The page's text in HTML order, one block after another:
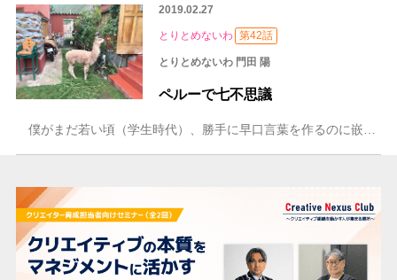
2019.02.27
とりとめないわ 第42話
とりとめないわ 門田 陽
ペルーで七不思議
僕がまだ若い頃（学生時代）、勝手に早口言葉を作るのに嵌って、そのときこさえたものの一つに「マチュピチュ好きのマサチューセッツ工科大学院生とマチュピチュ好きのチ